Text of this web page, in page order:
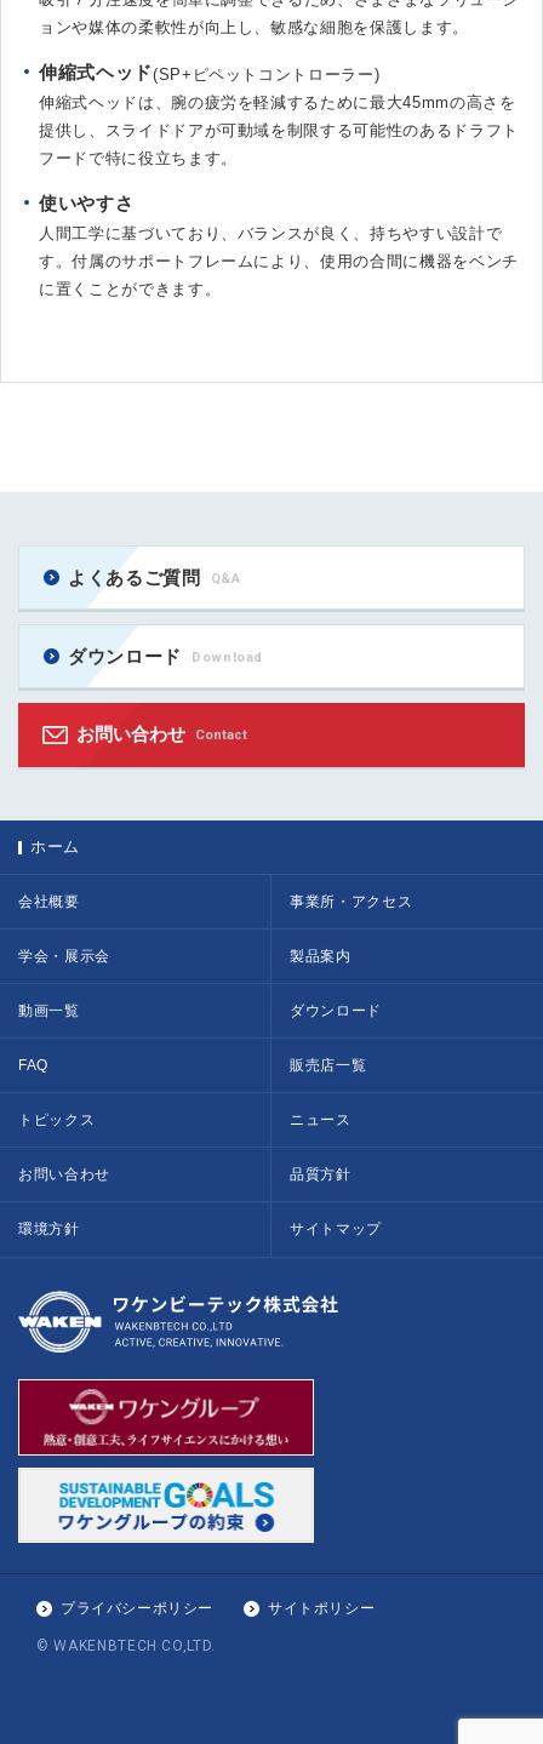
ョンや媒体の柔軟性が向上し、敏感な細胞を保護します。
伸縮式ヘッド(SP+ピペットコントローラー)
伸縮式ヘッドは、腕の疲労を軽減するために最大45mmの高さを
提供し、スライドドアが可動域を制限する可能性のあるドラフト
フードで特に役立ちます。
使いやすさ
人間工学に基づいており、バランスが良く、持ちやすい設計で
す。付属のサポートフレームにより、使用の合間に機器をベンチ
に置くことができます。
よくあるご質問 Q&A
ダウンロード Download
お問い合わせ Contact
ホーム
会社概要 事業所・アクセス
学会・展示会 製品案内
動画一覧 ダウンロード
FAQ 販売店一覧
トピックス ニュース
お問い合わせ 品質方針
環境方針 サイトマップ
プライバシーポリシー サイトポリシー
© WAKENBTECH CO,LTD.